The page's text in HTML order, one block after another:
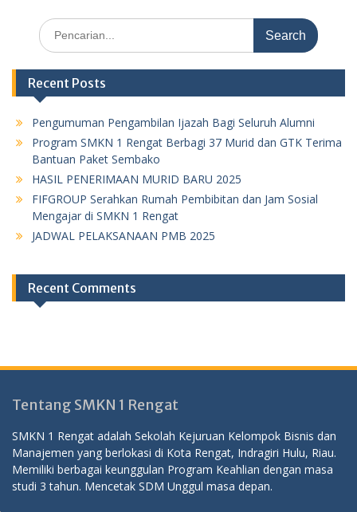
Search
for:
Recent Posts
Pengumuman Pengambilan Ijazah Bagi Seluruh Alumni
Program SMKN 1 Rengat Berbagi 37 Murid dan GTK Terima
Bantuan Paket Sembako
HASIL PENERIMAAN MURID BARU 2025
FIFGROUP Serahkan Rumah Pembibitan dan Jam Sosial
Mengajar di SMKN 1 Rengat
JADWAL PELAKSANAAN PMB 2025
Recent Comments
Tentang SMKN 1 Rengat
SMKN 1 Rengat adalah Sekolah Kejuruan Kelompok Bisnis dan
Manajemen yang berlokasi di Kota Rengat, Indragiri Hulu, Riau.
Memiliki berbagai keunggulan Program Keahlian dengan masa
studi 3 tahun. Mencetak SDM Unggul masa depan.